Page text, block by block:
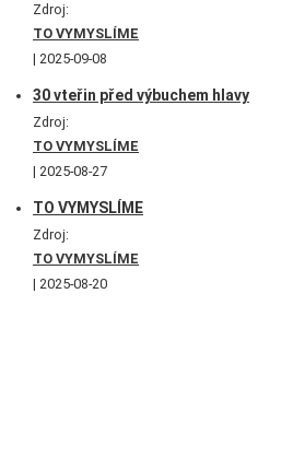
Zdroj:
TO VYMYSLÍME
2025-09-08
30 vteřin před výbuchem hlavy
Zdroj:
TO VYMYSLÍME
2025-08-27
TO VYMYSLÍME
Zdroj:
TO VYMYSLÍME
2025-08-20